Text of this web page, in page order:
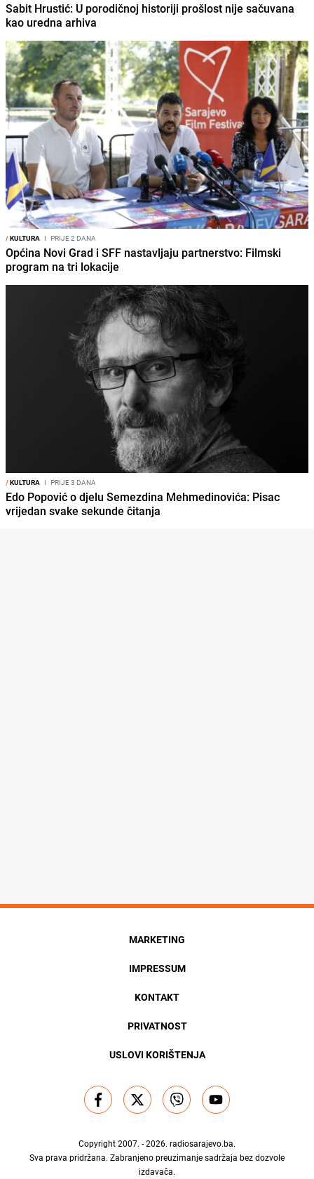
Sabit Hrustić: U porodičnoj historiji prošlost nije sačuvana
kao uredna arhiva
/KULTURA I PRIJE 2 DANA
Općina Novi Grad i SFF nastavljaju partnerstvo: Filmski
program na tri lokacije
/KULTURA I PRIJE 3 DANA
Edo Popović o djelu Semezdina Mehmedinovića: Pisac
vrijedan svake sekunde čitanja
MARKETING
IMPRESSUM
KONTAKT
PRIVATNOST
USLOVI KORIŠTENJA
Copyright 2007. - 2026. radiosarajevo.ba.
Sva prava pridržana. Zabranjeno preuzimanje sadržaja bez dozvole
izdavača.